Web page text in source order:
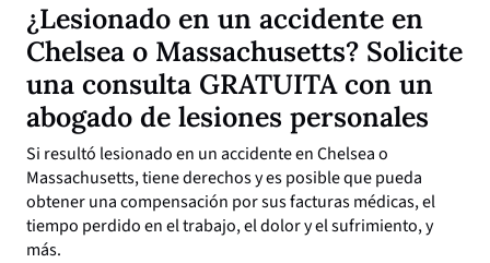
¿Lesionado en un accidente en
Chelsea o Massachusetts? Solicite
una consulta GRATUITA con un
abogado de lesiones personales
Si resultó lesionado en un accidente en Chelsea o
Massachusetts, tiene derechos y es posible que pueda
obtener una compensación por sus facturas médicas, el
tiempo perdido en el trabajo, el dolor y el sufrimiento, y
más.